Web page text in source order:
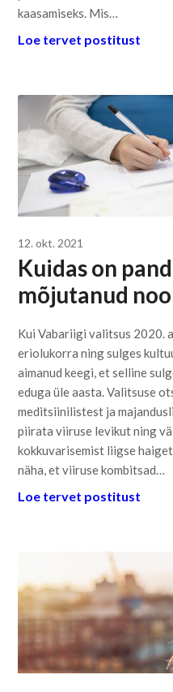
kaasamiseks. Mis…
Loe tervet postitust
12. okt. 2021
Kuidas on
mõjutanud
Kui Vabariigi valitsus 2020.
eriolukorra ning sulges
aimanud keegi, et selline
eduga üle aasta. Valitsuse
meditsiinilistest ja
piirata viiruse levikut ning
kokkuvarisemist liigse
näha, et viiruse kombitsad…
Loe tervet postitust